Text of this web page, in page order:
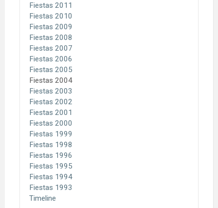
Fiestas 2011
Fiestas 2010
Fiestas 2009
Fiestas 2008
Fiestas 2007
Fiestas 2006
Fiestas 2005
Fiestas 2004
Fiestas 2003
Fiestas 2002
Fiestas 2001
Fiestas 2000
Fiestas 1999
Fiestas 1998
Fiestas 1996
Fiestas 1995
Fiestas 1994
Fiestas 1993
Timeline